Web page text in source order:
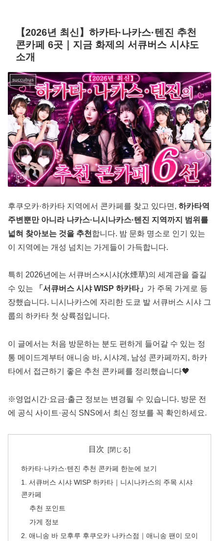
【2026년 최신】하카타·나카스·텐진 추천
콘카페 6곳｜지금 화제의 서큐버스 시샤도
소개
succubus
후쿠오카·하카타 지역에서 콘카페를 찾고 있다면, 하카타역
주변뿐만 아니라 나카스·니시나카스·텐진 지역까지 범위를
넓혀 찾아보는 것을 추천 합니다. 밤 문화 명소로 인기 있는
이 지역에는 개성 넘치는 가게들이 가득합니다.
특히 2026년에는 서큐버스×시샤(水煙草)의 세계관을 즐길
수 있는
「서큐버스 시샤 WISP 하카타」 가 주목 가게로 등
장했습니다. 니시나카스에 자리한 도쿄 발 서큐버스 시샤 그
룹의 하카타 첫 상륙점입니다.
이 글에서는 처음 방문하는 분도 편하게 들어갈 수 있는 정
통 메이드계부터 애니송 바, 시샤계, 남성 콘카페까지, 하카
타에서 접근하기 좋은 추천 콘카페를 정리했습니다🖤
※영업시간·요금·출근 정보는 변경될 수 있습니다. 방문 전
에 공식 사이트·공식 SNS에서 최신 정보를 꼭 확인하세요.
目次
하카타·나카스·텐진 추천 콘카페 한눈에 보기
1. 서큐버스 시샤 WISP 하카타｜니시나카스의 주목 시샤
콘카페
추천 포인트
가게 정보
2. 애니송 바 모후루 후쿠오카 나카스점｜애니송 팬이 모이